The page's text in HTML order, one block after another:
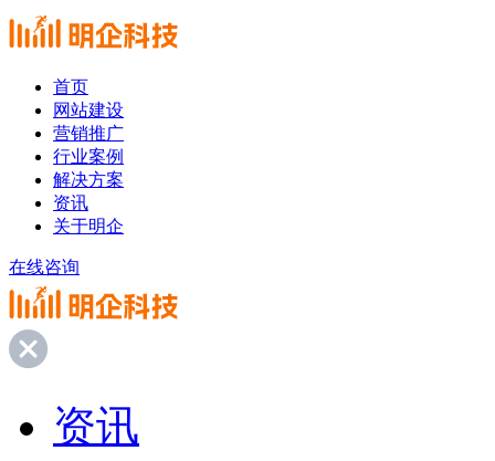
首页
网站建设
营销推广
行业案例
解决方案
资讯
关于明企
在线咨询
资讯